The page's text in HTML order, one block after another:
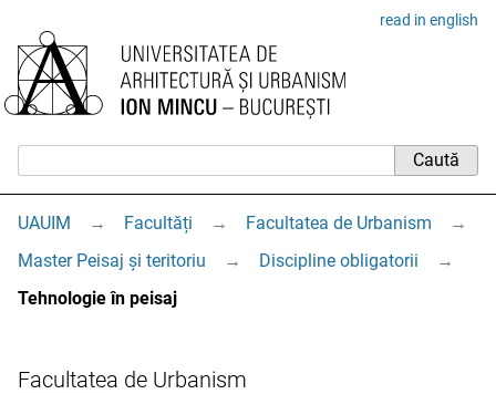
read in english
UAUIM → Facultăți → Facultatea de Urbanism
→
Master Peisaj și teritoriu
→ Discipline obligatorii
→
Tehnologie în peisaj
Facultatea de Urbanism